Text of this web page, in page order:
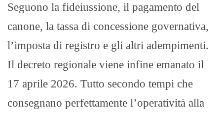
Seguono la fideiussione, il pagamento del
canone, la tassa di concessione governativa,
l’imposta di registro e gli altri adempimenti.
Il decreto regionale viene infine emanato il
17 aprile 2026. Tutto secondo tempi che
consegnano perfettamente l’operatività alla